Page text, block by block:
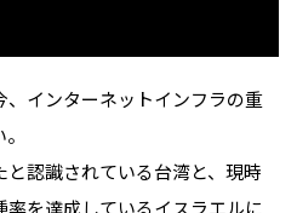
インターネットインフラの重
認識されている台湾と、現時
を達成しているイスラエルに